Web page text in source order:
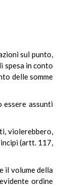
sul punto,
spesa in conto
delle somme
essere assunti
violerebbero,
(artt. 117,
il volume della
ordine